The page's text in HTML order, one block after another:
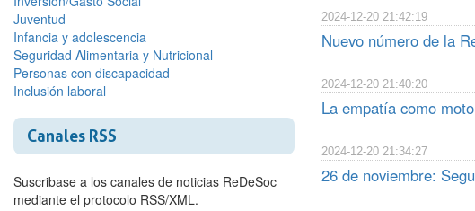
Juventud
Infancia y adolescencia
Seguridad Alimentaria y Nutricional
Personas con discapacidad
Inclusión laboral
Canales RSS
Suscribase a los canales de noticias ReDeSoc
mediante el protocolo RSS/XML.
2024-12-20 21:42:19
Nuevo número de la
2024-12-20 21:40:20
La empatía como
2024-12-20 21:34:27
26 de noviembre: